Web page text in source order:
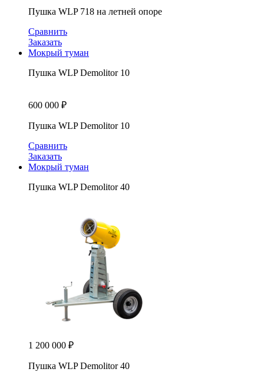
Пушка WLP 718 на летней опоре
Сравнить
Заказать
Мокрый туман
Пушка WLP Demolitor 10
600 000 ₽
Пушка WLP Demolitor 10
Сравнить
Заказать
Мокрый туман
Пушка WLP Demolitor 40
1 200 000 ₽
Пушка WLP Demolitor 40